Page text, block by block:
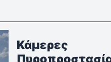
Κάμερες